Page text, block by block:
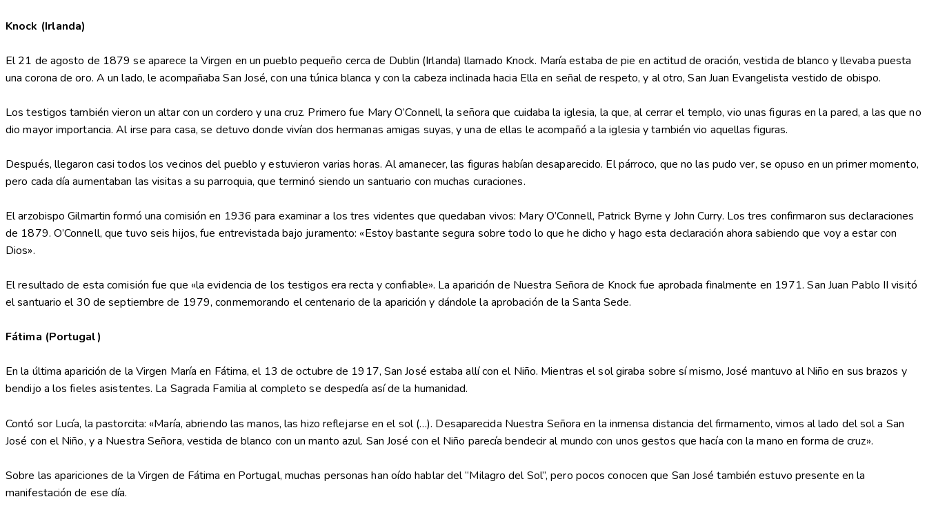
Knock (Irlanda)
El 21 de agosto de 1879 se aparece la Virgen en un pueblo pequeño cerca de Dublin (Irlanda) llamado Knock. María estaba de pie en actitud de oración, vestida de blanco y llevaba puesta
una corona de oro. A un lado, le acompañaba San José, con una túnica blanca y con la cabeza inclinada hacia Ella en señal de respeto, y al otro, San Juan Evangelista vestido de obispo.
Los testigos también vieron un altar con un cordero y una cruz. Primero fue Mary O’Connell, la señora que cuidaba la iglesia, la que, al cerrar el templo, vio unas figuras en la pared, a las que no
dio mayor importancia. Al irse para casa, se detuvo donde vivían dos hermanas amigas suyas, y una de ellas le acompañó a la iglesia y también vio aquellas figuras.
Después, llegaron casi todos los vecinos del pueblo y estuvieron varias horas. Al amanecer, las figuras habían desaparecido. El párroco, que no las pudo ver, se opuso en un primer momento,
pero cada día aumentaban las visitas a su parroquia, que terminó siendo un santuario con muchas curaciones.
El arzobispo Gilmartin formó una comisión en 1936 para examinar a los tres videntes que quedaban vivos: Mary O’Connell, Patrick Byrne y John Curry. Los tres confirmaron sus declaraciones
de 1879. O’Connell, que tuvo seis hijos, fue entrevistada bajo juramento: «Estoy bastante segura sobre todo lo que he dicho y hago esta declaración ahora sabiendo que voy a estar con
Dios».
El resultado de esta comisión fue que «la evidencia de los testigos era recta y confiable». La aparición de Nuestra Señora de Knock fue aprobada finalmente en 1971. San Juan Pablo II visitó
el santuario el 30 de septiembre de 1979, conmemorando el centenario de la aparición y dándole la aprobación de la Santa Sede.
Fátima (Portugal)
En la última aparición de la Virgen María en Fátima, el 13 de octubre de 1917, San José estaba allí con el Niño. Mientras el sol giraba sobre sí mismo, José mantuvo al Niño en sus brazos y
bendijo a los fieles asistentes. La Sagrada Familia al completo se despedía así de la humanidad.
Contó sor Lucía, la pastorcita: «María, abriendo las manos, las hizo reflejarse en el sol (…). Desaparecida Nuestra Señora en la inmensa distancia del firmamento, vimos al lado del sol a San
José con el Niño, y a Nuestra Señora, vestida de blanco con un manto azul. San José con el Niño parecía bendecir al mundo con unos gestos que hacía con la mano en forma de cruz».
Sobre las apariciones de la Virgen de Fátima en Portugal, muchas personas han oído hablar del “Milagro del Sol”, pero pocos conocen que San José también estuvo presente en la
manifestación de ese día.